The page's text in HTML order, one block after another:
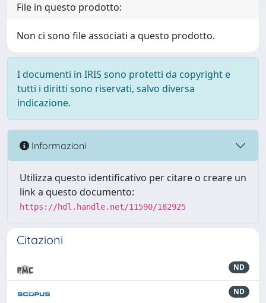
File in questo prodotto:
Non ci sono file associati a questo prodotto.
I documenti in IRIS sono protetti da copyright e
tutti i diritti sono riservati, salvo diversa
indicazione.
Informazioni
Utilizza questo identificativo per citare o creare un
link a questo documento:
https://hdl.handle.net/11590/182925
Citazioni
ND
ND